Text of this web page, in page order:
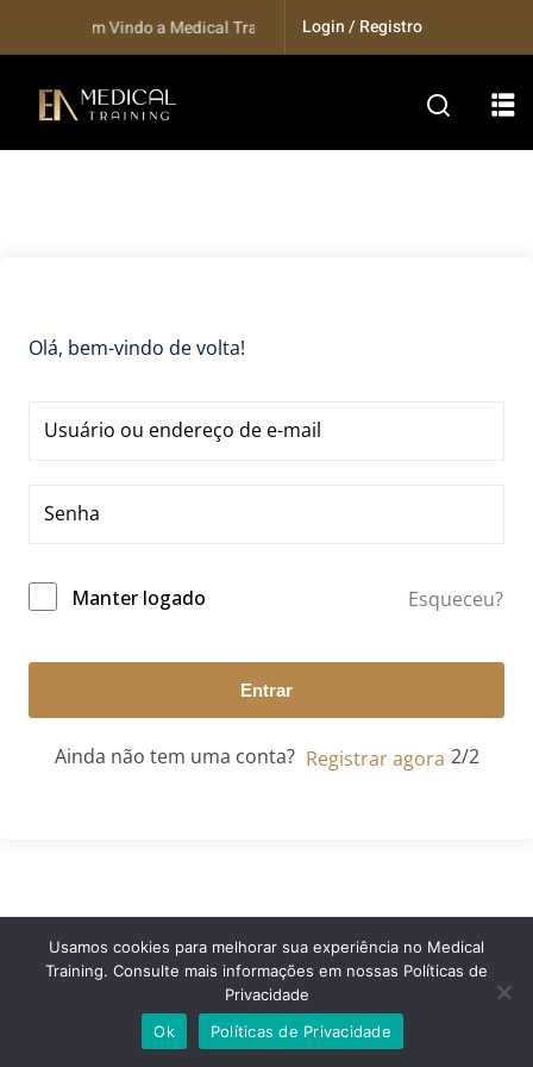
Seja bem Vindo a Medical Training...Login / Registro
Olá, bem-vindo de volta!
Manter logado Esqueceu?
Entrar
Ainda não tem uma conta? Registrar agora
© 2024 Medical Training. Todos os direitos reservados.
Usamos cookies para melhorar sua experiência no Medical
Training. Consulte mais informações em nossas Políticas de
Privacidade
Ok
Políticas de Privacidade